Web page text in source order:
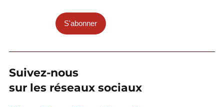
S'abonner
Suivez-nous
sur les réseaux sociaux